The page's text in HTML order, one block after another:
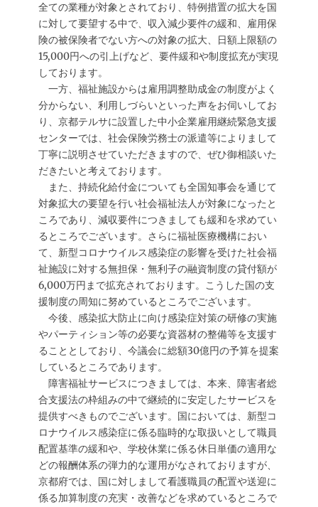
全ての業種が対象とされており、特例措置の拡大を国
に対して要望する中で、収入減少要件の緩和、雇用保
険の被保険者でない方への対象の拡大、日額上限額の
15,000円への引上げなど、要件緩和や制度拡充が実現
しております。
一方、福祉施設からは雇用調整助成金の制度がよく
分からない、利用しづらいといった声をお伺いしてお
り、京都テルサに設置した中小企業雇用継続緊急支援
センターでは、社会保険労務士の派遣等によりまして
丁寧に説明させていただきますので、ぜひ御相談いた
だきたいと考えております。
また、持続化給付金についても全国知事会を通じて
対象拡大の要望を行い社会福祉法人が対象になったと
ころであり、減収要件につきましても緩和を求めてい
るところでございます。さらに福祉医療機構におい
て、新型コロナウイルス感染症の影響を受けた社会福
祉施設に対する無担保・無利子の融資制度の貸付額が
6,000万円まで拡充されております。こうした国の支
援制度の周知に努めているところでございます。
今後、感染拡大防止に向け感染症対策の研修の実施
やパーティション等の必要な資器材の整備等を支援す
ることとしており、今議会に総額30億円の予算を提案
しているところであります。
障害福祉サービスにつきましては、本来、障害者総
合支援法の枠組みの中で継続的に安定したサービスを
提供すべきものでございます。国においては、新型コ
ロナウイルス感染症に係る臨時的な取扱いとして職員
配置基準の緩和や、学校休業に係る休日単価の適用な
どの報酬体系の弾力的な運用がなされておりますが、
京都府では、国に対しまして看護職員の配置や送迎に
係る加算制度の充実・改善などを求めているところで